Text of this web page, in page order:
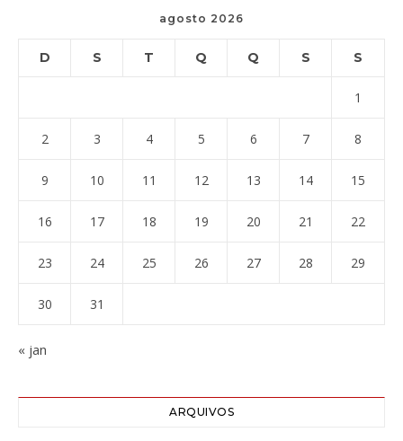
agosto 2026
D S T Q Q S S
1
2 3 4 5 6 7 8
9 10 11 12 13 14 15
16 17 18 19 20 21 22
23 24 25 26 27 28 29
30 31
« jan
ARQUIVOS